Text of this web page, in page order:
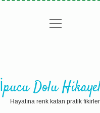
Gizlilikmenüyü
İpucu Dolu
Hayatına renk katan pratik